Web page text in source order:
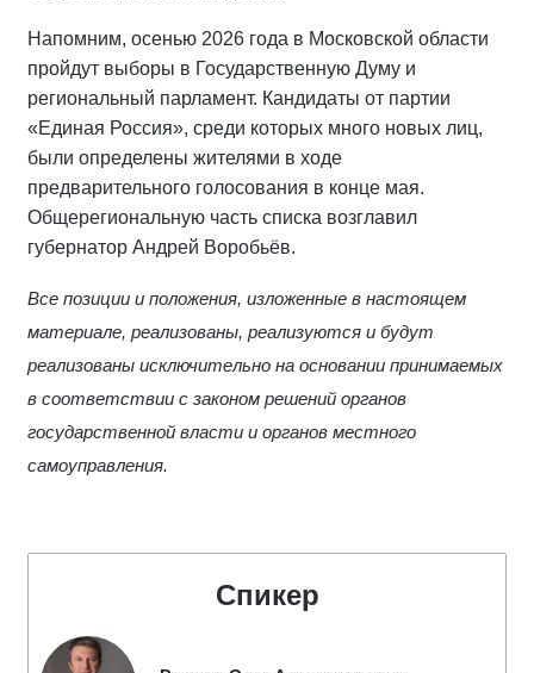
Напомним, осенью 2026 года в Московской области
пройдут выборы в Государственную Думу и
региональный парламент. Кандидаты от партии
«Единая Россия», среди которых много новых лиц,
были определены жителями в ходе
предварительного голосования в конце мая.
Общерегиональную часть списка возглавил
губернатор Андрей Воробьёв.
Все позиции и положения, изложенные в настоящем
материале, реализованы, реализуются и будут
реализованы исключительно на основании принимаемых
в соответствии с законом решений органов
государственной власти и органов местного
самоуправления.
Спикер